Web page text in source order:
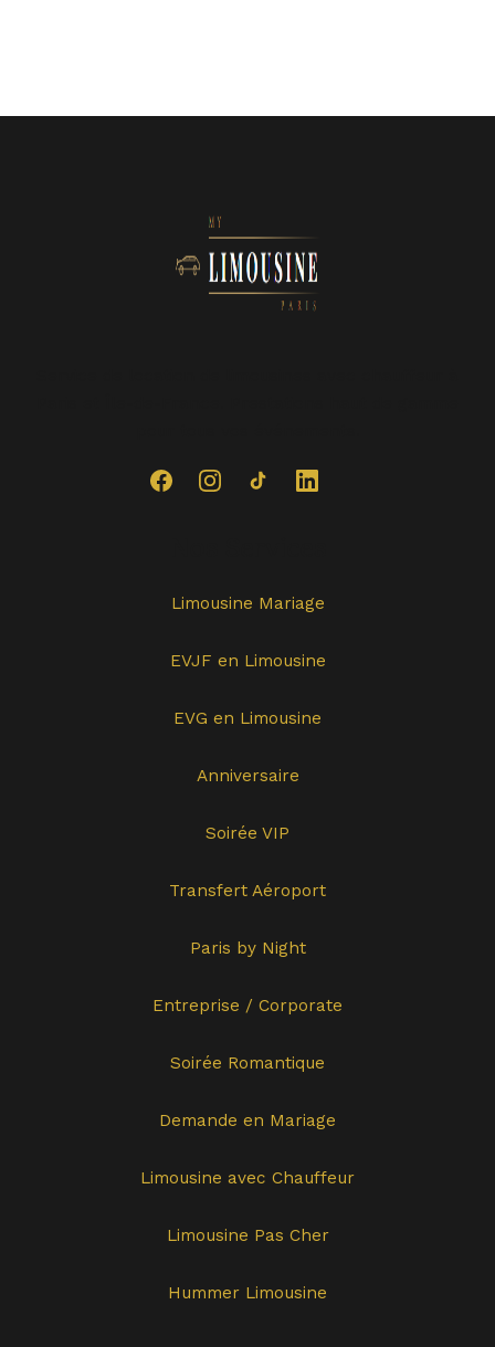
Limousine Mariage
EVJF en Limousine
EVG en Limousine
Anniversaire
Soirée VIP
Transfert Aéroport
Paris by Night
Entreprise / Corporate
Soirée Romantique
Demande en Mariage
Limousine avec Chauffeur
Limousine Pas Cher
Hummer Limousine